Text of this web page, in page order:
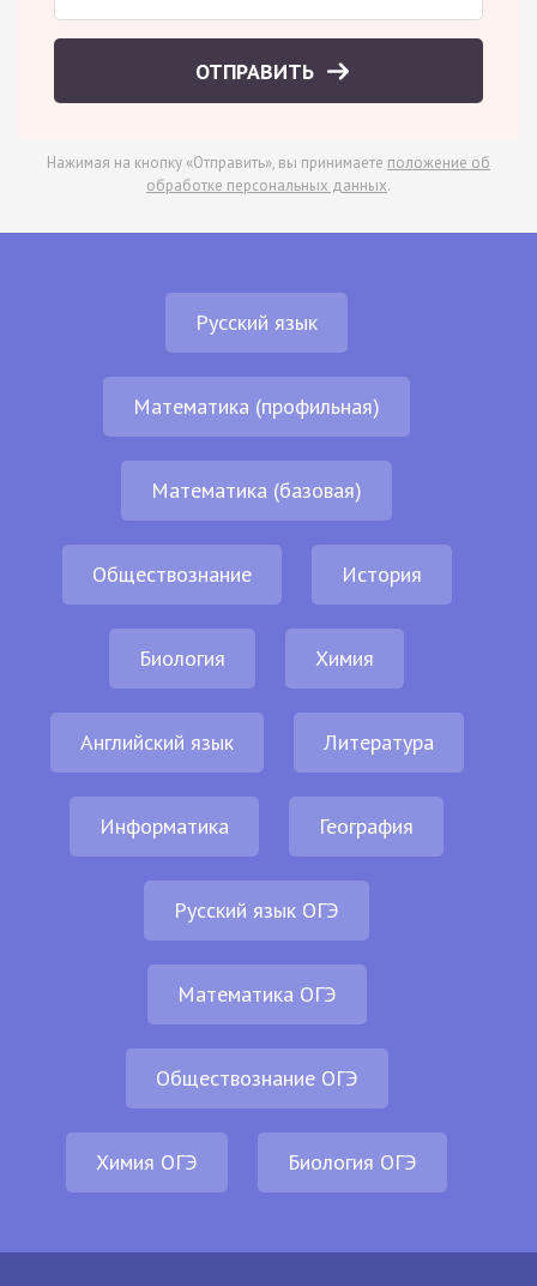
ОТПРАВИТЬ
Нажимая на кнопку «Отправить», вы принимаете положение об
обработке персональных данных.
Русский язык
Математика (профильная)
Математика (базовая)
Обществознание История
Биология Химия
Английский язык Литература
Информатика География
Русский язык ОГЭ
Математика ОГЭ
Обществознание ОГЭ
Химия ОГЭ Биология ОГЭ